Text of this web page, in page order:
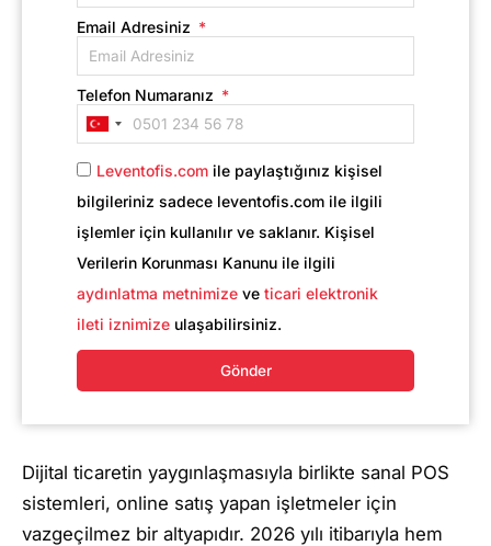
Email Adresiniz
Telefon Numaranız
Turkey
+90
Leventofis.com ile paylaştığınız kişisel
bilgileriniz sadece leventofis.com ile ilgili
işlemler için kullanılır ve saklanır. Kişisel
Verilerin Korunması Kanunu ile ilgili
aydınlatma metnimize ve ticari elektronik
ileti iznimize ulaşabilirsiniz.
Gönder
Dijital ticaretin yaygınlaşmasıyla birlikte sanal POS
sistemleri, online satış yapan işletmeler için
vazgeçilmez bir altyapıdır. 2026 yılı itibarıyla hem